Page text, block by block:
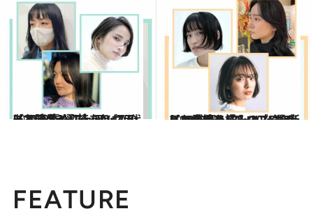
2023.4.5
【2023春ヘア】30・40代におすすめ ニュアンスのある暗髪3選 技ありカラーでスタイリッシュに！
ビューティ＆ヘルス 2023.4.5
【2023春ヘア】30・40代におすすめ クールなボブ＆ミディアム＆ロブ5選 新しい季節を好みのスタイルで歩もう
ビューティ＆ヘルス
FEATURE